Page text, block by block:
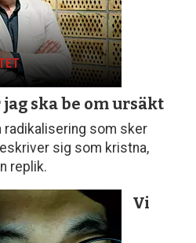
jag ska be om ursäkt
radikalisering som sker
sig som kristna,
replik.
Vi